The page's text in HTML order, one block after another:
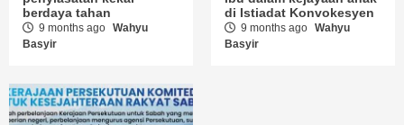
berdaya tahan
9 months ago Wahyu
Basyir
di Istiadat Konvokesyen
9 months ago Wahyu
Basyir